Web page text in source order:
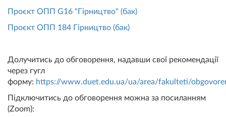
Проєкт ОПП G16 "Гірництво" (бак)
Проєкт ОПП 184 Гірництво (бак)
Долучитись до обговорення, надавши свої рекомендації
через гугл
форму: https://www.duet.edu.ua/ua/area/fakulteti/
Підключитись до обговорення можна за посиланням
(Zoom):